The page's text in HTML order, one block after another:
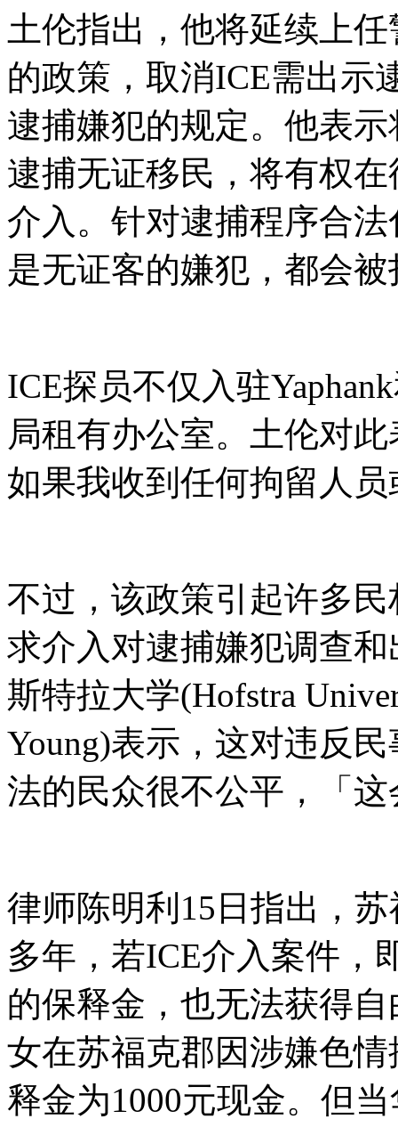
土伦指出，他将延续上
的政策，取消ICE需出示
逮捕嫌犯的规定。他表
逮捕无证移民，将有权
介入。针对逮捕程序合
是无证客的嫌犯，都会
ICE探员不仅入驻
局租有办公室。土伦对
如果我收到任何拘留人
不过，该政策引起许多
求介入对逮捕嫌犯调查
斯特拉大学(Hofstra
Young)表示，这对违反
法的民众很不公平，「
律师陈明利15日指出，
多年，若ICE介入案件，
的保释金，也无法获得
女在苏福克郡因涉嫌色
释金为1000元现金。但